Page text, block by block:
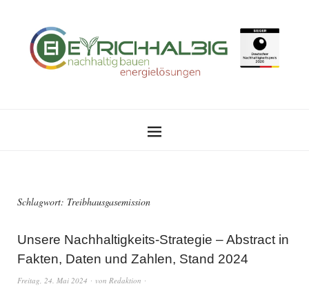
Schlagwort: Treibhausgasemission
Unsere Nachhaltigkeits-Strategie – Abstract in
Fakten, Daten und Zahlen, Stand 2024
Freitag, 24. Mai 2024 von Redaktion